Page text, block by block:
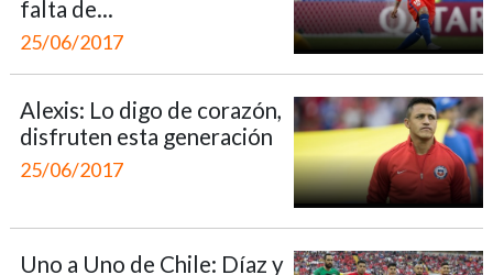
falta de...
25/06/2017
Alexis: Lo digo de corazón,
disfruten esta generación
25/06/2017
Uno a Uno de Chile: Díaz y